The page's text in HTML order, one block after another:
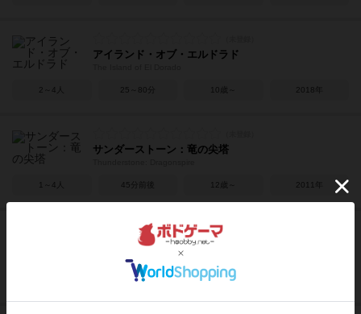
アイランド・オブ・エルドラド
2～4人 25～80分 10歳～ 2018年
サンダーストーン：竜の尖塔
1～4人 45分前後 12歳～ 2011年
ゾンビサイド：インベーダー
60分前後 14歳～